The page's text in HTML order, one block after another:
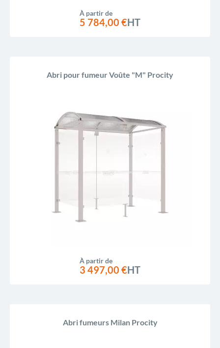
À partir de
5 784,00 €HT
Abri pour fumeur Voûte "M" Procity
À partir de
3 497,00 €HT
Abri fumeurs Milan Procity